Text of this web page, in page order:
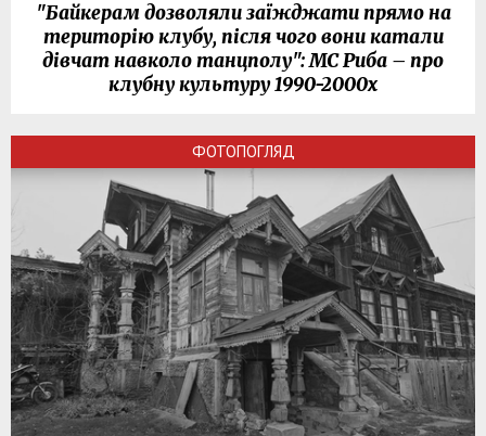
"Байкерам дозволяли заїжджати прямо на
територію клубу, після чого вони катали
дівчат навколо танцполу": МС Риба – про
клубну культуру 1990-2000х
ФОТОПОГЛЯД